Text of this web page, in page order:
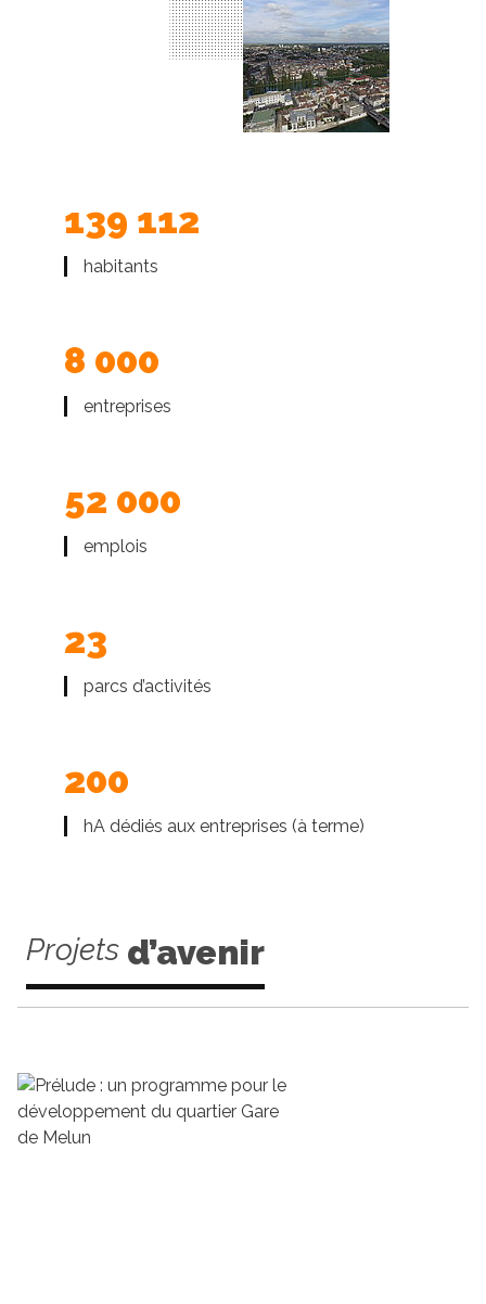
139 112
habitants
8 000
entreprises
52 000
emplois
23
parcs d’activités
200
hA dédiés aux entreprises (à terme)
Projets d’avenir